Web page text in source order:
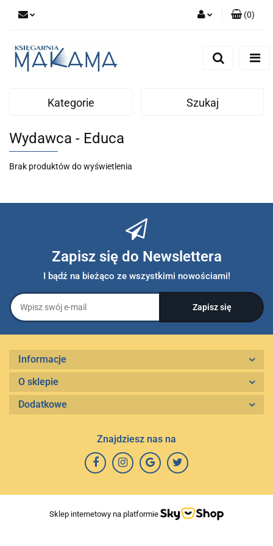
(0)
Kategorie Szukaj
Wydawca - Educa
Brak produktów do wyświetlenia
Zapisz się do Newslettera
I bądź na bieżąco ze wszystkimi nowościami!
Informacje
O sklepie
Dodatkowe
Znajdziesz nas na
Sklep internetowy na platformie